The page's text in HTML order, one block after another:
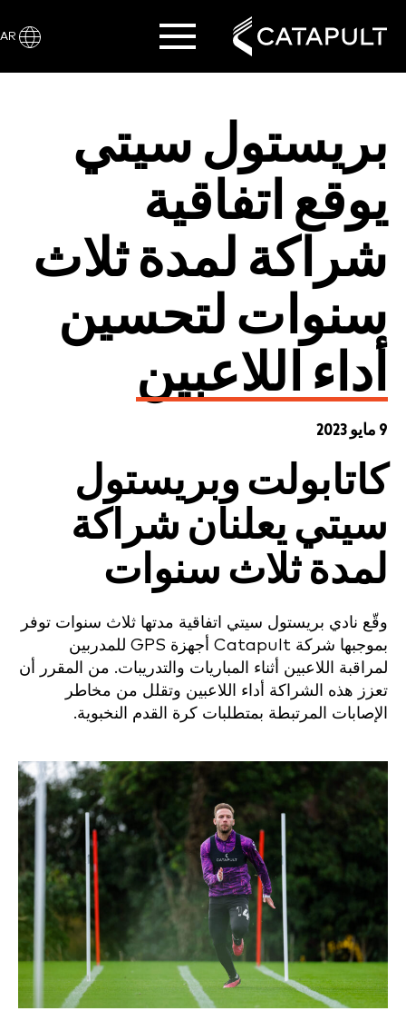
بريستول سيتي
يوقع اتفاقية
شراكة لمدة ثلاث
سنوات لتحسين
أداء اللاعبين
9 مايو 2023
كاتابولت وبريستول
سيتي يعلنان شراكة
لمدة ثلاث سنوات
وقّع نادي بريستول سيتي اتفاقية مدتها ثلاث سنوات توفر
بموجبها شركة Catapult أجهزة GPS للمدربين
لمراقبة اللاعبين أثناء المباريات والتدريبات. من المقرر أن
تعزز هذه الشراكة أداء اللاعبين وتقلل من مخاطر
الإصابات المرتبطة بمتطلبات كرة القدم النخبوية.